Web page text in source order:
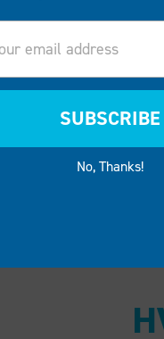
SUBSCRIBE
No, Thanks!